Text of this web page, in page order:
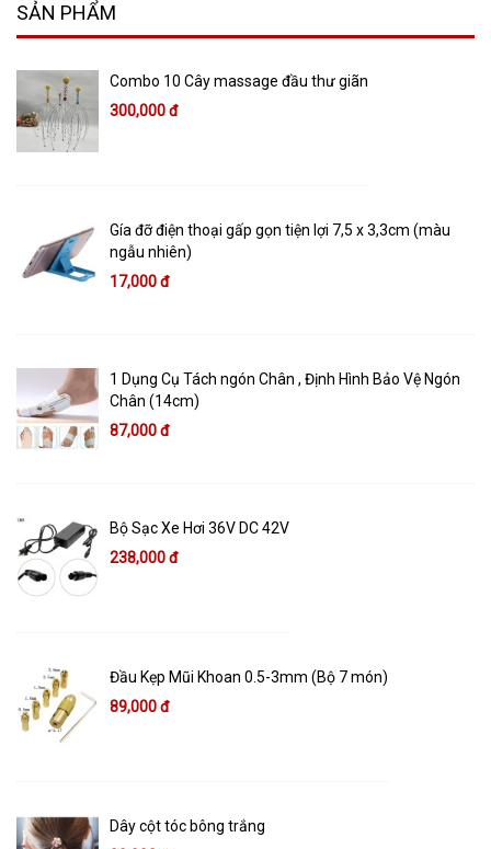
SẢN PHẨM
Combo 10 Cây massage đầu thư giãn
300,000 đ
Gía đỡ điện thoại gấp gọn tiện lợi 7,5 x 3,3cm (màu
ngẫu nhiên)
17,000 đ
1 Dụng Cụ Tách ngón Chân , Định Hình Bảo Vệ Ngón
Chân (14cm)
87,000 đ
Bộ Sạc Xe Hơi 36V DC 42V
238,000 đ
Đầu Kẹp Mũi Khoan 0.5-3mm (Bộ 7 món)
89,000 đ
Dây cột tóc bông trắng